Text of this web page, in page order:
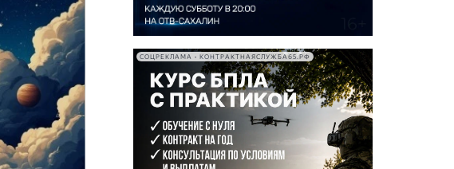
СОЦРЕКЛАМА • КОНТРАКТНАЯСЛУЖБА65.РФ